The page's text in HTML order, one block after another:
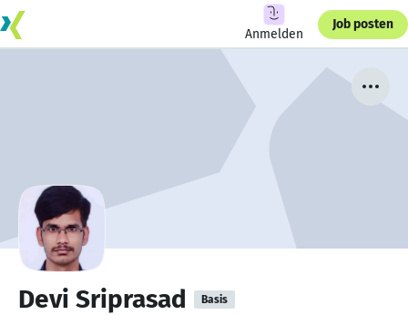
Anmelden
Job posten
Devi Sriprasad Basis